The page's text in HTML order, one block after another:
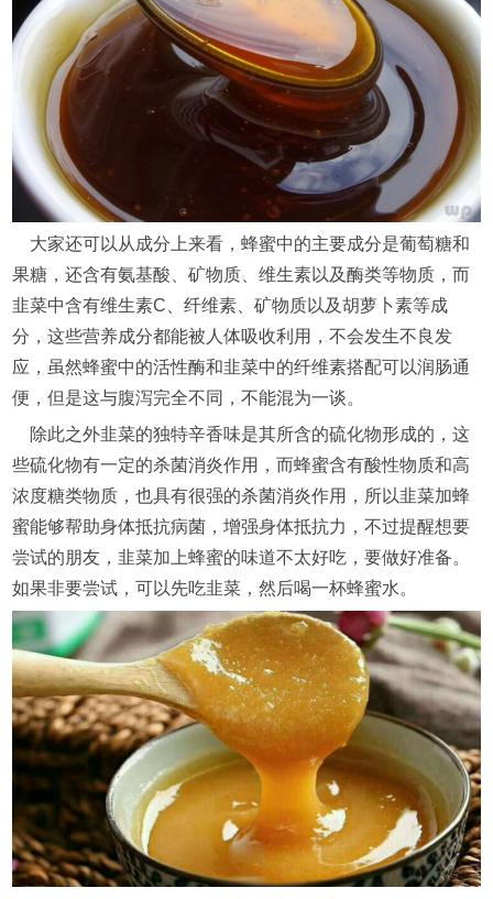
大家还可以从成分上来看，蜂蜜中的主要成分是葡萄糖和
果糖，还含有氨基酸、矿物质、维生素以及酶类等物质，而
韭菜中含有维生素C、纤维素、矿物质以及胡萝卜素等成
分，这些营养成分都能被人体吸收利用，不会发生不良发
应，虽然蜂蜜中的活性酶和韭菜中的纤维素搭配可以润肠通
便，但是这与腹泻完全不同，不能混为一谈。
除此之外韭菜的独特辛香味是其所含的硫化物形成的，这
些硫化物有一定的杀菌消炎作用，而蜂蜜含有酸性物质和高
浓度糖类物质，也具有很强的杀菌消炎作用，所以韭菜加蜂
蜜能够帮助身体抵抗病菌，增强身体抵抗力，不过提醒想要
尝试的朋友，韭菜加上蜂蜜的味道不太好吃，要做好准备。
如果非要尝试，可以先吃韭菜，然后喝一杯蜂蜜水。